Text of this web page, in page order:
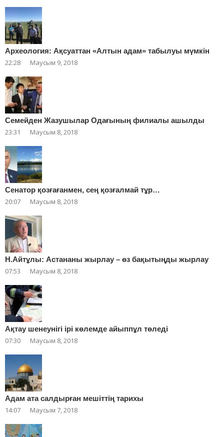
Археология: Ақсуаттан «Алтын адам» табылуы мүмкін
22:28 Маусым 9, 2018
Cемейден Жазушылар Одағының филиалы ашылды
23:31 Маусым 8, 2018
Сенатор қозғағанмен, сең қозғалмай тұр…
20:07 Маусым 8, 2018
Н.Айтұлы: Астананы жырлау – өз бақытыңды жырлау
07:53 Маусым 8, 2018
Ақтау шенеунігі ірі көлемде айыппұл төледі
07:30 Маусым 8, 2018
Адам ата салдырған мешіттің тарихы
14:07 Маусым 7, 2018